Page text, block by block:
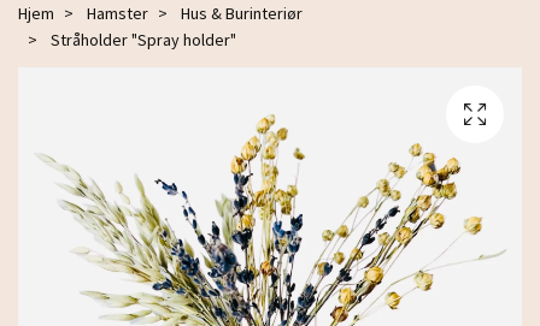
Hjem Hamster
Hus & Burinteriør
Stråholder "Spray holder"